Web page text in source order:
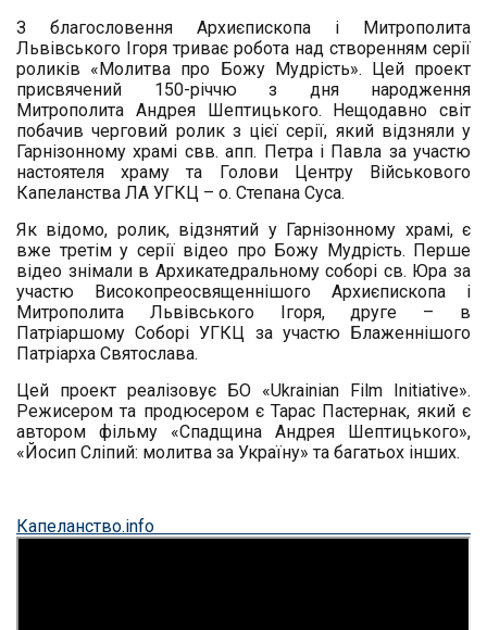
З благословення Архиєпископа і Митрополита
Львівського Ігоря триває робота над створенням серії
роликів «Молитва про Божу Мудрість». Цей проект
присвячений 150-річчю з дня народження
Митрополита Андрея Шептицького.
Нещодавно світ
побачив черговий ролик з цієї серії, який відзняли у
Гарнізонному храмі свв. апп. Петра і Павла за участю
настоятеля храму та Голови Центру Військового
Капеланства ЛА УГКЦ – о. Степана Суса.
Як відомо, ролик, відзнятий у Гарнізонному храмі, є
вже третім у серії відео про Божу Мудрість. Перше
відео знімали в Архикатедральному соборі св. Юра за
участю Високопреосвященнішого Архиєпископа і
Митрополита Львівського Ігоря, друге – в
Патріаршому Соборі УГКЦ за участю Блаженнішого
Патріарха Святослава.
Цей проект реалізовує БО «Ukrainian Film Initiative».
Режисером та продюсером є Тарас Пастернак, який є
автором фільму «Спадщина Андрея Шептицького»,
«Йосип Сліпий: молитва за Україну» та багатьох інших.
Капеланство.info